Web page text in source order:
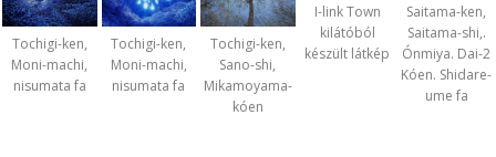
Tochigi-ken,
Moni-machi,
nisumata fa
Tochigi-ken,
Moni-machi,
nisumata fa
Tochigi-ken,
Sano-shi,
Mikamoyama-
kóen
I-link Town
kilátóból
készült látkép
Saitama-ken,
Saitama-shi,.
Ónmiya. Dai-2
Kóen. Shidare-
ume fa